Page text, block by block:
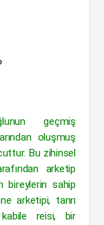
geçmiş
oluşmuş
Bu zihinsel
arketip
bireylerin sahip
arketipi, tanrı
reisi, bir